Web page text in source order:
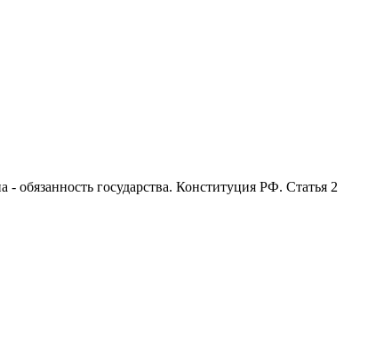
обязанность государства. Конституция РФ. Статья 2